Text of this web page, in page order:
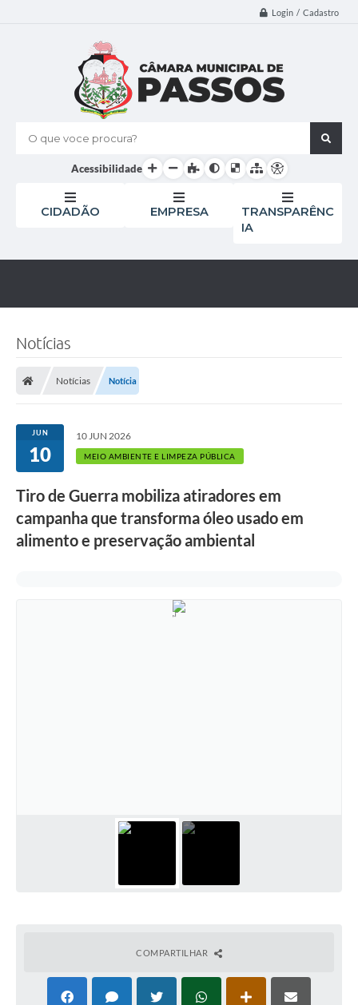
Login / Cadastro
O que voce procura?
Acessibilidade
CIDADÃO EMPRESA
TRANSPARÊNC
IA
Notícias
Notícias Notícia
JUN
10
10 JUN 2026
MEIO AMBIENTE E LIMPEZA PÚBLICA
Tiro de Guerra mobiliza atiradores em
campanha que transforma óleo usado em
alimento e preservação ambiental
COMPARTILHAR